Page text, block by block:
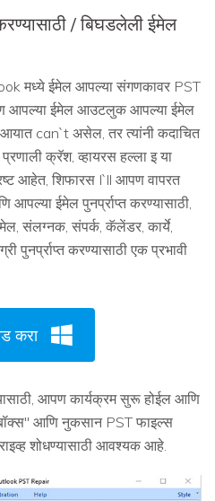
/ बिघडलेली ईमेल
मध्ये ईमेल आपल्या संगणकावर PST
आपल्या ईमेल आउटलुक आपल्या ईमेल
can`t असेल, तर त्यांनी कदाचित
क्रॅश, व्हायरस हल्ला इ या
आहेत, शिफारस I`ll आपण वापरत
आपल्या ईमेल पुनर्प्राप्त करण्यासाठी,
संलग्नक, संपर्क, कॅलेंडर, कार्ये,
पुनर्प्राप्त करण्यासाठी एक प्रभावी
करा
आपण कार्यक्रम सुरू होईल आणि
आणि नुकसान PST फाइल्स
शोधण्यासाठी आवश्यक आहे.